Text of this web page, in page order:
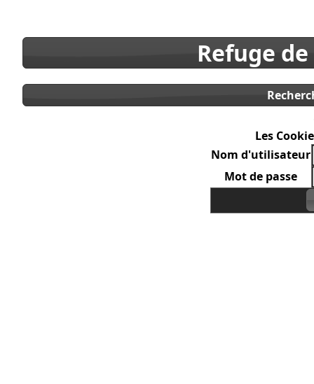
Refuge
Les
Nom d'utilisateur
Mot de passe